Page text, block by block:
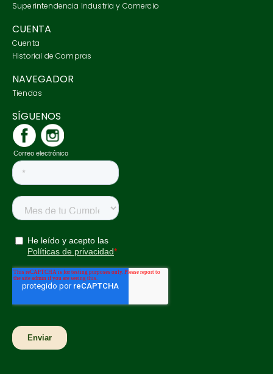
Superintendencia Industria y Comercio
CUENTA
Cuenta
Historial de Compras
NAVEGADOR
Tiendas
SÍGUENOS